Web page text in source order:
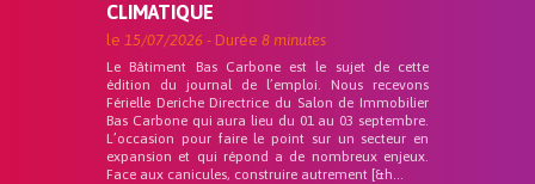
CLIMATIQUE
le 15/07/2026 - Durée 8 minutes
Le Bâtiment Bas Carbone est le sujet de cette
édition du journal de l’emploi. Nous recevons
Férielle Deriche Directrice du Salon de Immobilier
Bas Carbone qui aura lieu du 01 au 03 septembre.
L’occasion pour faire le point sur un secteur en
expansion et qui répond a de nombreux enjeux.
Face aux canicules, construire autrement [&h...